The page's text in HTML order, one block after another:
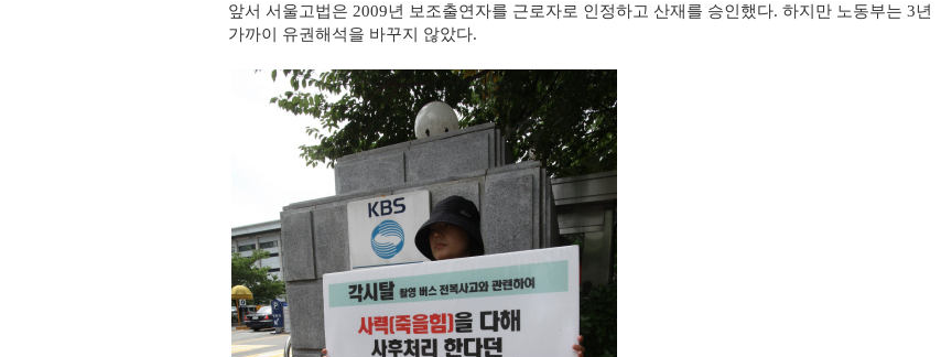
앞서 서울고법은 2009년 보조출연자를 근로자로 인정하고 산재를 승인했다. 하지만 노동부는 3년
가까이 유권해석을 바꾸지 않았다.